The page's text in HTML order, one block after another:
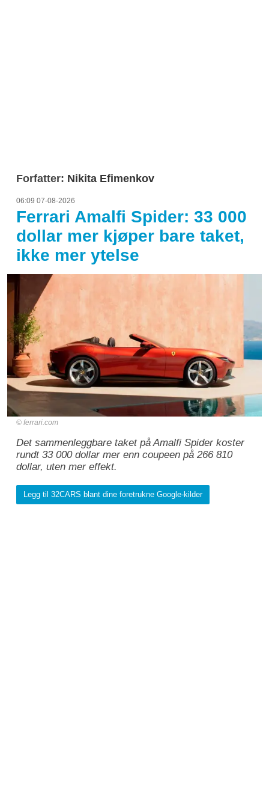
Forfatter: Nikita Efimenkov
06:09 07-08-2026
Ferrari Amalfi Spider: 33 000
dollar mer kjøper bare taket,
ikke mer ytelse
ferrari.com
Det sammenleggbare taket på Amalfi Spider koster
rundt 33 000 dollar mer enn coupeen på 266 810
dollar, uten mer effekt.
Legg til 32CARS blant dine foretrukne Google-kilder